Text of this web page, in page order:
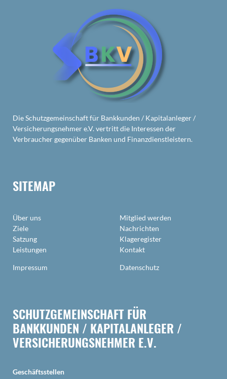
Die Schutzgemeinschaft für Bankkunden / Kapitalanleger /
Versicherungsnehmer e.V. vertritt die Interessen der
Verbraucher gegenüber Banken und Finanzdienstleistern.
SITEMAP
Über uns
Ziele
Satzung
Leistungen
Impressum
Mitglied werden
Nachrichten
Klageregister
Kontakt
Datenschutz
SCHUTZGEMEINSCHAFT FÜR
BANKKUNDEN / KAPITALANLEGER /
VERSICHERUNGSNEHMER E.V.
Geschäftsstellen